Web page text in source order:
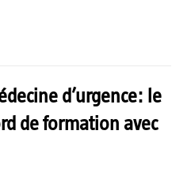
d’urgence: le
de formation avec